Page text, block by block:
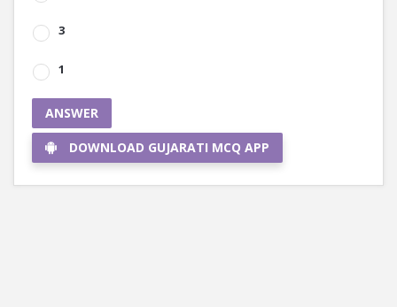
3
1
ANSWER
DOWNLOAD GUJARATI MCQ APP